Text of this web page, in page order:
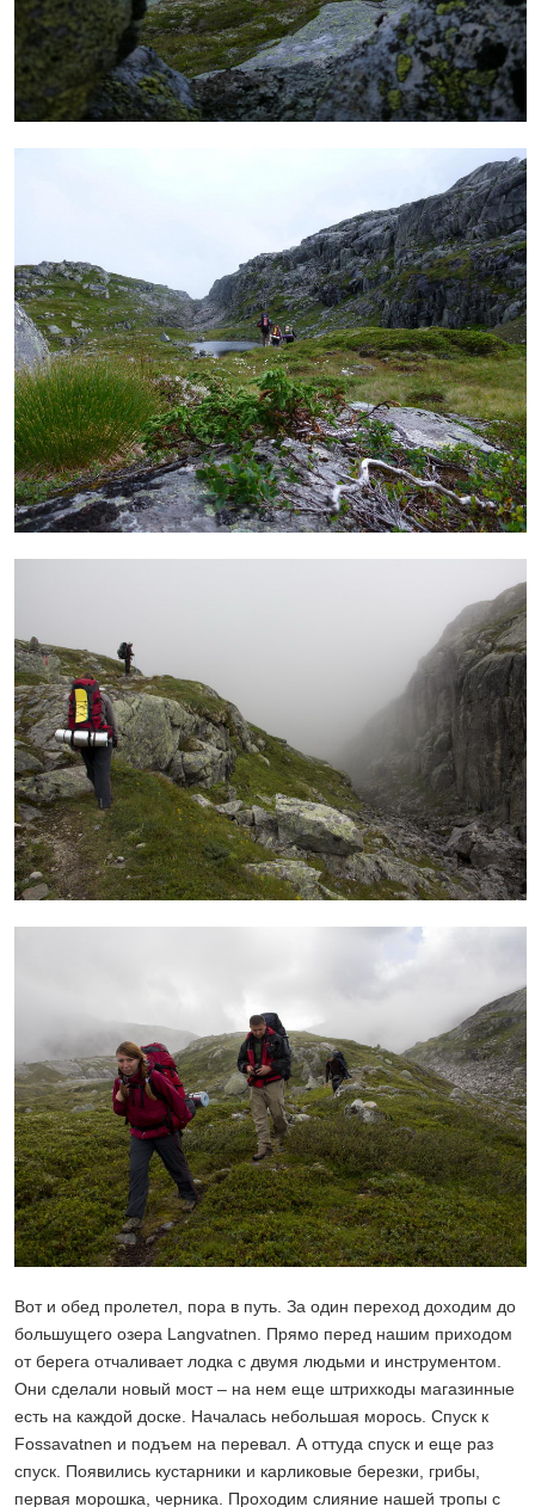
Вот и обед пролетел, пора в путь. За один переход доходим до
большущего озера Langvatnen. Прямо перед нашим приходом
от берега отчаливает лодка с двумя людьми и инструментом.
Они сделали новый мост – на нем еще штрихкоды магазинные
есть на каждой доске. Началась небольшая морось. Спуск к
Fossavatnen и подъем на перевал. А оттуда спуск и еще раз
спуск. Появились кустарники и карликовые березки, грибы,
первая морошка, черника. Проходим слияние нашей тропы с